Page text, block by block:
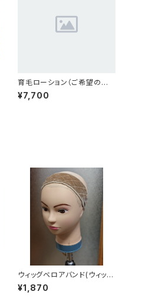
育毛ローション（ご希望の方
はメールでご連絡下さい）
¥7,700
ウィッグベロアバンド(ウィッグ
の滑り止め)
¥1,870